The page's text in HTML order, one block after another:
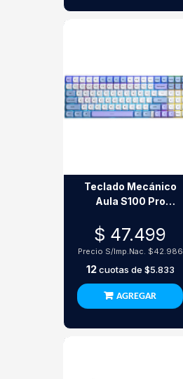
Teclado Mecánico
Aula S100 Pro
Teclas Switch Red
$ 47.499
Precio S/Imp.Nac. $42.986
12cuotas de $5.833
AGREGAR